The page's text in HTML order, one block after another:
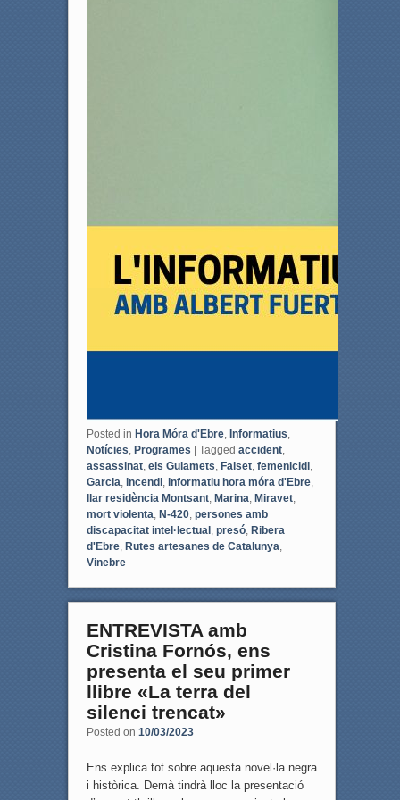
Posted in Hora Móra d'Ebre, Informatius,
Notícies, Programes Tagged accident,
assassinat, els Guiamets, Falset, femenicidi,
Garcia, incendi, informatiu hora móra d'Ebre,
llar residència Montsant, Marina, Miravet,
mort violenta, N-420, persones amb
discapacitat intel·lectual , presó, Ribera
d'Ebre, Rutes artesanes de Catalunya,
Vinebre
ENTREVISTA amb
Cristina Fornós, ens
presenta el seu primer
llibre «La terra del
silenci trencat»
Posted on 10/03/2023
Ens explica tot sobre aquesta novel·la negra
i històrica. Demà tindrà lloc la presentació